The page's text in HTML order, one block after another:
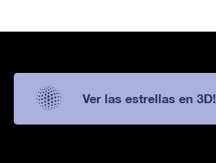
Ver las estrellas en 3D!